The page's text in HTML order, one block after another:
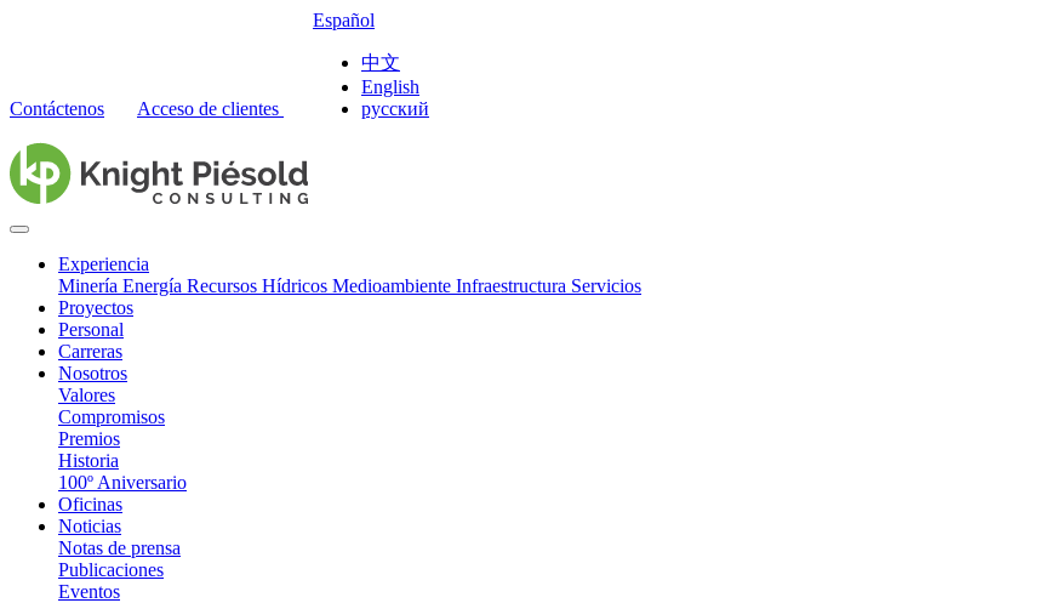
Contáctenos Acceso de clientes
Español
中文
English
русский
Experiencia
Minería Energía Recursos Hídricos Medioambiente Infraestructura Servicios
Proyectos
Personal
Carreras
Nosotros
Valores
Compromisos
Premios
Historia
100º Aniversario
Oficinas
Noticias
Notas de prensa
Publicaciones
Eventos